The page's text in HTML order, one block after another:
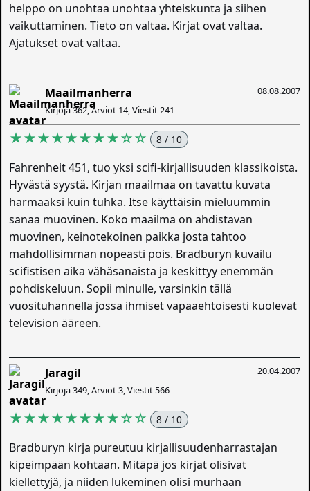
helppo on unohtaa unohtaa yhteiskunta ja siihen
vaikuttaminen. Tieto on valtaa. Kirjat ovat valtaa.
Ajatukset ovat valtaa.
08.08.2007
Maailmanherra
Kirjoja 362, Arviot 14, Viestit 241
★★★★★★★★☆☆ 8 / 10
Fahrenheit 451, tuo yksi scifi-kirjallisuuden klassikoista.
Hyvästä syystä. Kirjan maailmaa on tavattu kuvata
harmaaksi kuin tuhka. Itse käyttäisin mieluummin
sanaa muovinen. Koko maailma on ahdistavan
muovinen, keinotekoinen paikka josta tahtoo
mahdollisimman nopeasti pois. Bradburyn kuvailu
scifistisen aika vähäsanaista ja keskittyy enemmän
pohdiskeluun. Sopii minulle, varsinkin tällä
vuosituhannella jossa ihmiset vapaaehtoisesti kuolevat
television ääreen.
20.04.2007
Jaragil
Kirjoja 349, Arviot 3, Viestit 566
★★★★★★★★☆☆ 8 / 10
Bradburyn kirja pureutuu kirjallisuudenharrastajan
kipeimpään kohtaan. Mitäpä jos kirjat olisivat
kiellettyjä, ja niiden lukeminen olisi murhaan